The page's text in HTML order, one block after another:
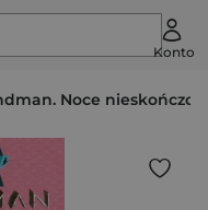
Konto
Noce